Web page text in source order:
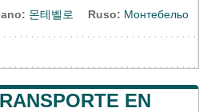
몬테벨로 Ruso: Монтебельо
EN